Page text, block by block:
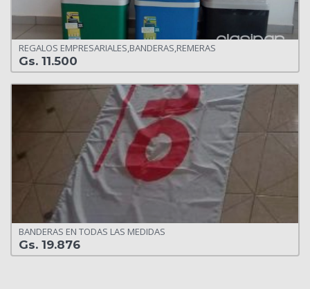
REGALOS EMPRESARIALES,BANDERAS,REMERAS
Gs. 11.500
BANDERAS EN TODAS LAS MEDIDAS
Gs. 19.876